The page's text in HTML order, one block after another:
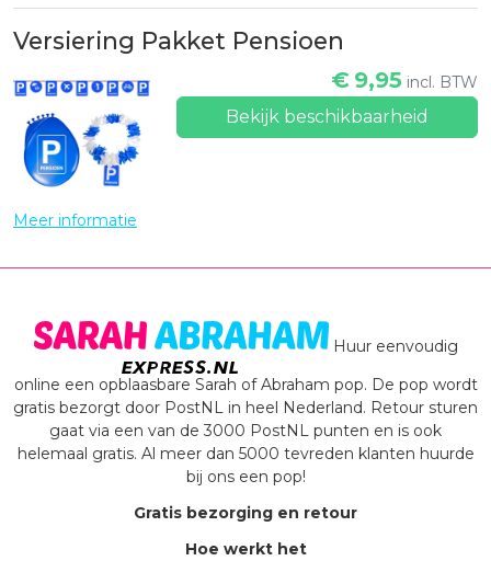
Versiering Pakket Pensioen
€ 9,95 incl. BTW
Bekijk beschikbaarheid
Meer informatie
Huur eenvoudig
online een opblaasbare Sarah of Abraham pop. De pop wordt
gratis bezorgt door PostNL in heel Nederland. Retour sturen
gaat via een van de 3000 PostNL punten en is ook
helemaal gratis. Al meer dan 5000 tevreden klanten huurde
bij ons een pop!
Gratis bezorging en retour
Hoe werkt het